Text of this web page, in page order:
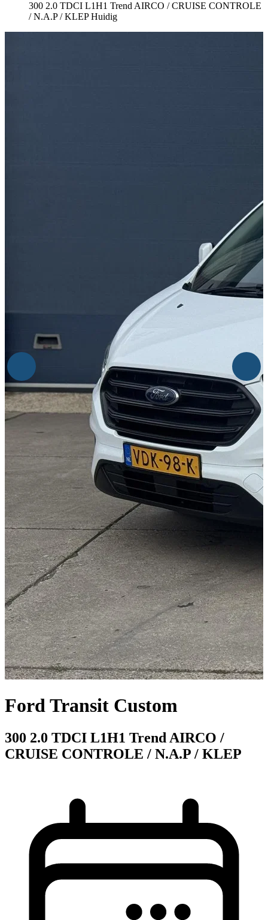
300 2.0 TDCI L1H1 Trend AIRCO / CRUISE CONTROLE
/ N.A.P / KLEP Huidig
Ford Transit Custom
300 2.0 TDCI L1H1 Trend AIRCO /
CRUISE CONTROLE / N.A.P / KLEP